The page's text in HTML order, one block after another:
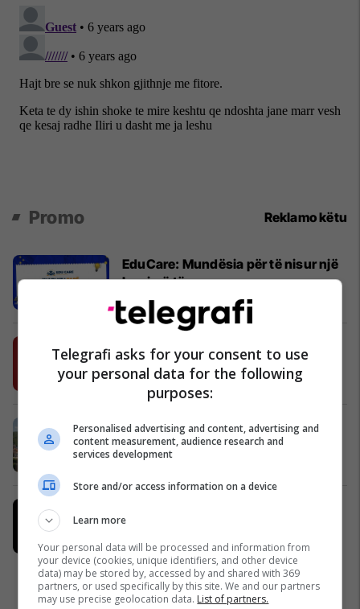
Promo Reklamo këtu
EduCare: Mundësia për të nisur një
karrierë të re
Edu Care
Kursimet e mençura – Si të përfitoni
më shumë nga paratë tuaja
BKT
IPKO mirëpret diasporën me oferta
të veçanta për verën 2026
IPKO
profesionale e serverëve për
biznese
Techno Service Pro
Telegrafi asks for your consent to use
your personal data for the following
purposes:
Personalised advertising and content, advertising and
content measurement, audience research and
services development
Store and/or access information on a device
Learn more
Your personal data will be processed and information from
your device (cookies, unique identifiers, and other device
data) may be stored by, accessed by and shared with 369
partners, or used specifically by this site. We and our partners
may use precise geolocation data. List of partners.